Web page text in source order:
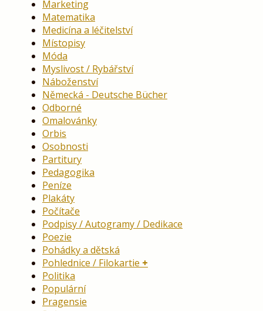
Marketing
Matematika
Medicína a léčitelství
Místopisy
Móda
Myslivost / Rybářství
Náboženství
Německá - Deutsche Bücher
Odborné
Omalovánky
Orbis
Osobnosti
Partitury
Pedagogika
Peníze
Plakáty
Počítače
Podpisy / Autogramy / Dedikace
Poezie
Pohádky a dětská
Pohlednice / Filokartie
Politika
Populární
Pragensie